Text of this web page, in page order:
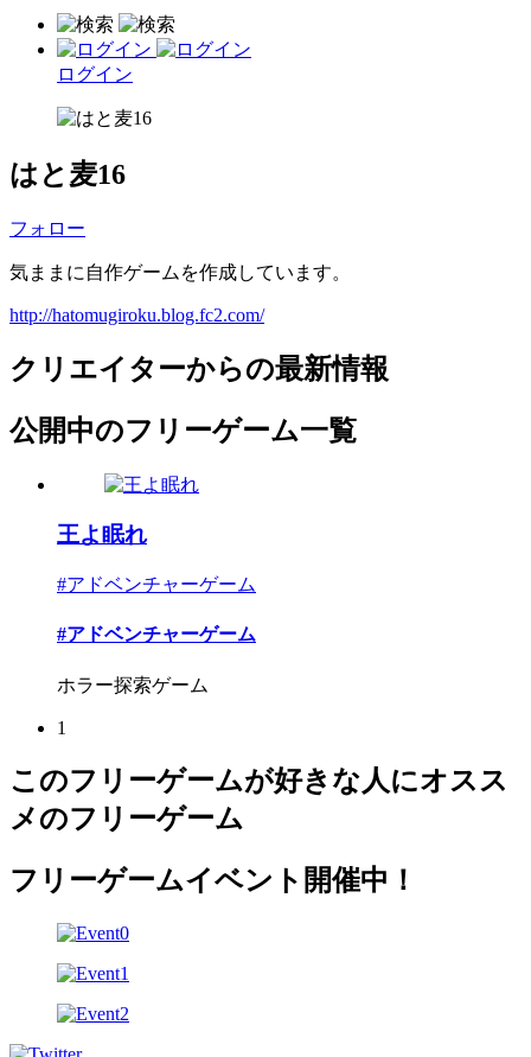
ログイン
はと麦16
フォロー
気ままに自作ゲームを作成しています。
http://hatomugiroku.blog.fc2.com/
クリエイターからの最新情報
公開中のフリーゲーム一覧
王よ眠れ
#アドベンチャーゲーム
#アドベンチャーゲーム
ホラー探索ゲーム
1
このフリーゲームが好きな人にオスス
メのフリーゲーム
フリーゲームイベント開催中！